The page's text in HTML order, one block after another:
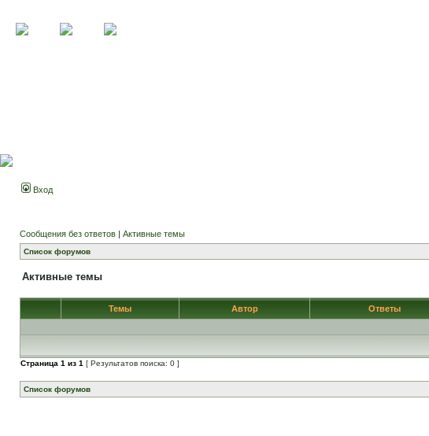
Вход
Сообщения без ответов | Активные темы
Список форумов
Активные темы
Темы Автор Ответы
Страница 1 из 1 [ Результатов поиска: 0 ]
Список форумов